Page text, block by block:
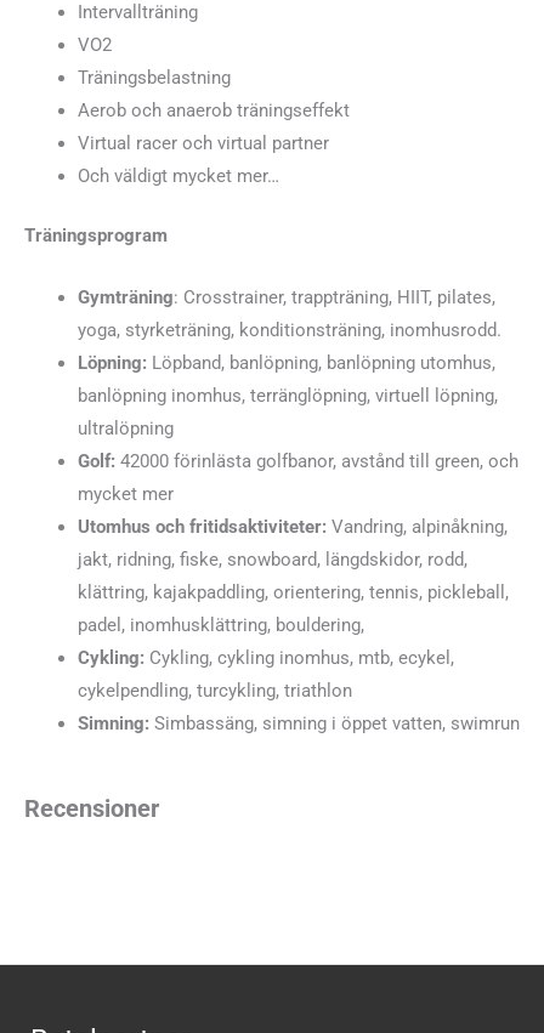
Intervallträning
VO2
Träningsbelastning
Aerob och anaerob träningseffekt
Virtual racer och virtual partner
Och väldigt mycket mer…
Träningsprogram
Gymträning: Crosstrainer, trappträning, HIIT, pilates,
yoga, styrketräning, konditionsträning, inomhusrodd.
Löpning: Löpband, banlöpning, banlöpning utomhus,
banlöpning inomhus, terränglöpning, virtuell löpning,
ultralöpning
Golf: 42000 förinlästa golfbanor, avstånd till green, och
mycket mer
Utomhus och fritidsaktiviteter: Vandring, alpinåkning,
jakt, ridning, fiske, snowboard, längdskidor, rodd,
klättring, kajakpaddling, orientering, tennis, pickleball,
padel, inomhusklättring, bouldering,
Cykling: Cykling, cykling inomhus, mtb, ecykel,
cykelpendling, turcykling, triathlon
Simning: Simbassäng, simning i öppet vatten, swimrun
Recensioner